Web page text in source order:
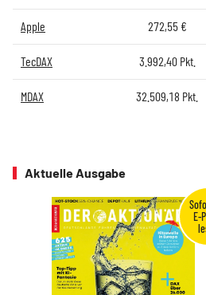
Apple 272,55€
TecDAX 3.992,40Pkt.
MDAX 32.509,18 Pkt.
Aktuelle Ausgabe